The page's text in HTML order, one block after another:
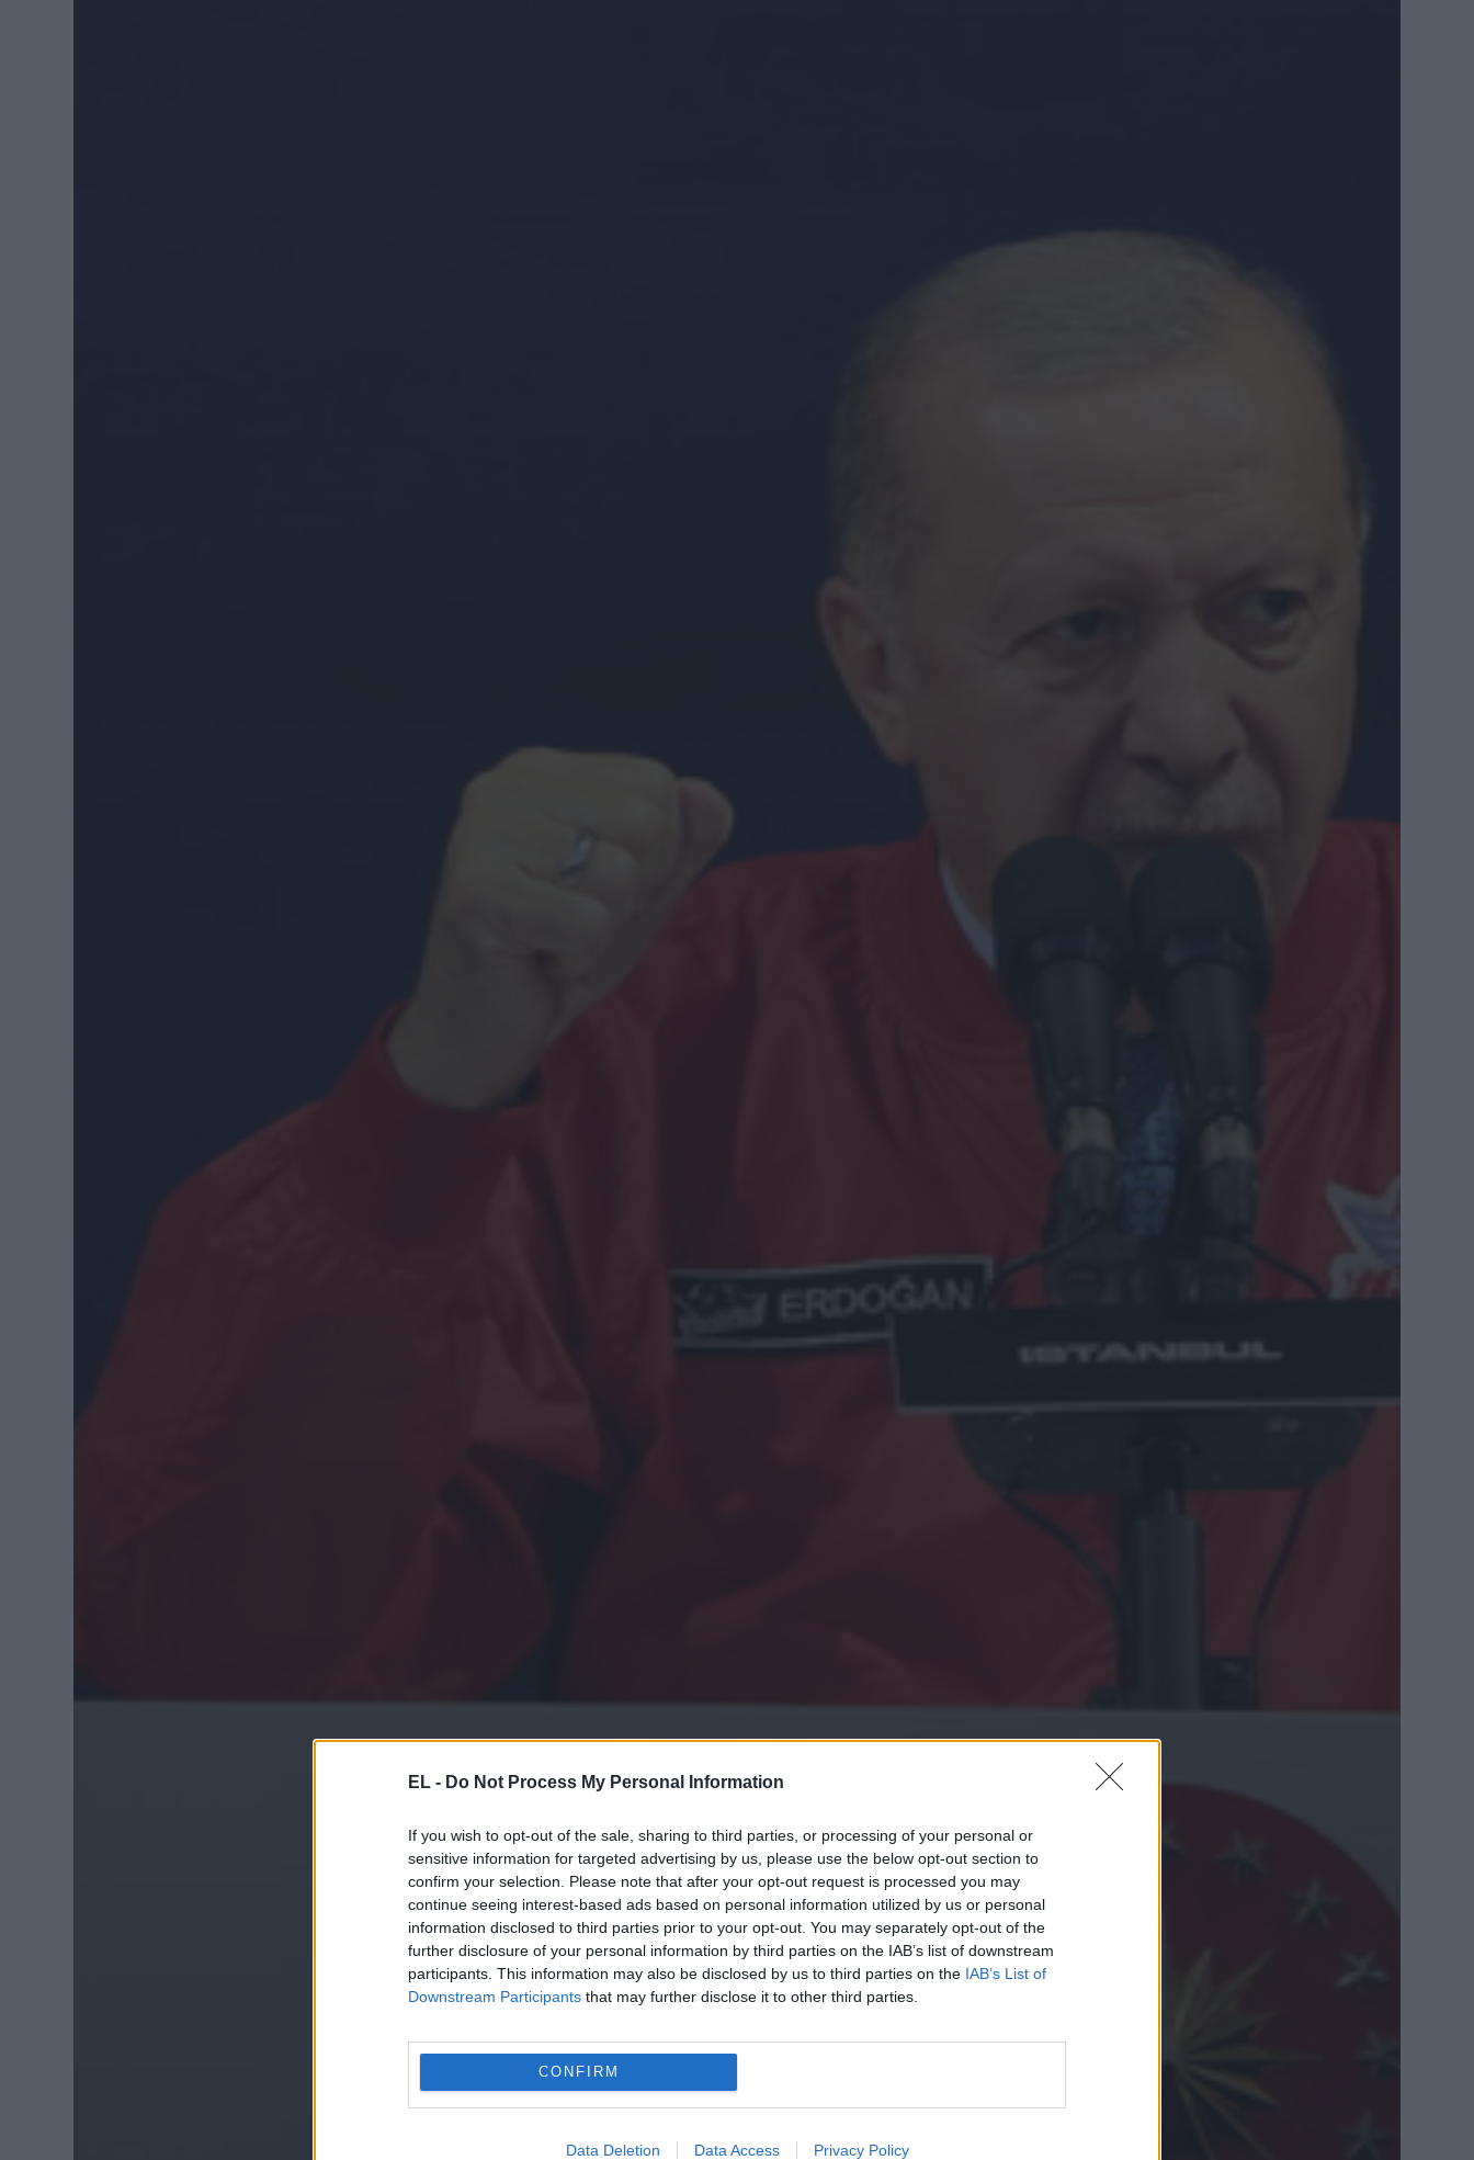
EL - Do Not Process My Personal Information
If you wish to opt-out of the sale, sharing to third parties, or processing of your personal or
sensitive information for targeted advertising by us, please use the below opt-out section to
confirm your selection. Please note that after your opt-out request is processed you may
continue seeing interest-based ads based on personal information utilized by us or personal
information disclosed to third parties prior to your opt-out. You may separately opt-out of the
further disclosure of your personal information by third parties on the IAB’s list of downstream
participants. This information may also be disclosed by us to third parties on the IAB’s List of
Downstream Participants that may further disclose it to other third parties.
CONFIRM
Data Deletion Data Access Privacy Policy